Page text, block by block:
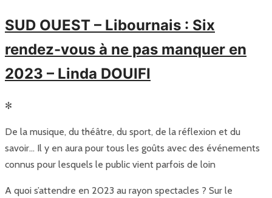
SUD OUEST – Libournais : Six
rendez-vous à ne pas manquer en
2023 – Linda DOUIFI
✻
De la musique, du théâtre, du sport, de la réflexion et du
savoir… Il y en aura pour tous les goûts avec des événements
connus pour lesquels le public vient parfois de loin
A quoi s’attendre en 2023 au rayon spectacles ? Sur le